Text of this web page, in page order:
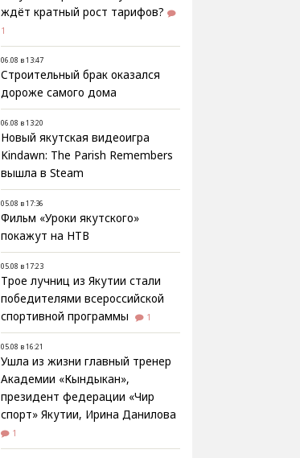
ждёт кратный рост тарифов?
1
06.08 в 13:47
Строительный брак оказался
дороже самого дома
06.08 в 13:20
Новый якутская видеоигра
Kindawn: The Parish Remembers
вышла в Steam
05.08 в 17:36
Фильм «Уроки якутского»
покажут на НТВ
05.08 в 17:23
Трое лучниц из Якутии стали
победителями всероссийской
спортивной программы
1
05.08 в 16:21
Ушла из жизни главный тренер
Академии «Кындыкан»,
президент федерации «Чир
спорт» Якутии, Ирина Данилова
1